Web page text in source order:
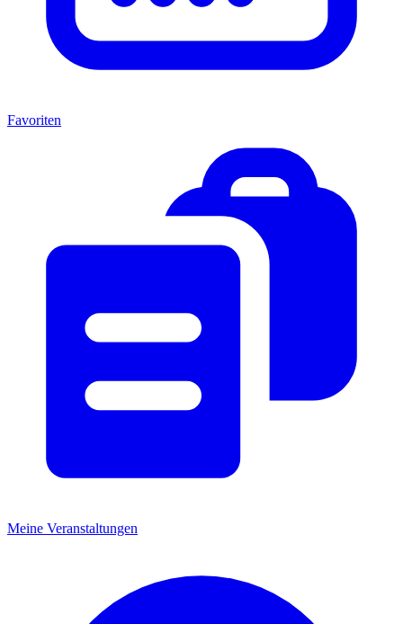
Favoriten
Meine Veranstaltungen